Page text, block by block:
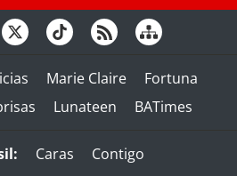
Marie Claire
Fortuna
Lunateen BATimes
Caras
Contigo